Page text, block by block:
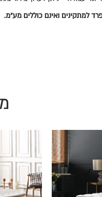
למתקינים ואינם כוללים מע"מ.